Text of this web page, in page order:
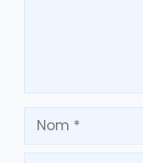
Nom